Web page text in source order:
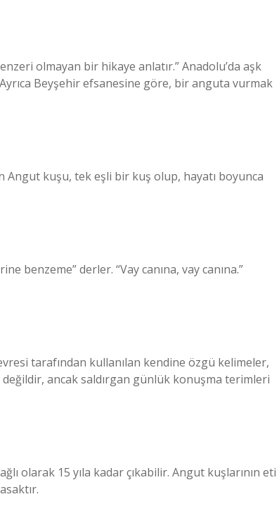
olmayan bir hikaye anlatır.” Anadolu’da aşk
Beyşehir efsanesine göre, bir anguta vurmak
Angut kuşu, tek eşli bir kuş olup, hayatı boyunca
benzeme” derler. “Vay canına, vay canına.”
tarafından kullanılan kendine özgü kelimeler,
ancak saldırgan günlük konuşma terimleri
olarak 15 yıla kadar çıkabilir. Angut kuşlarının eti